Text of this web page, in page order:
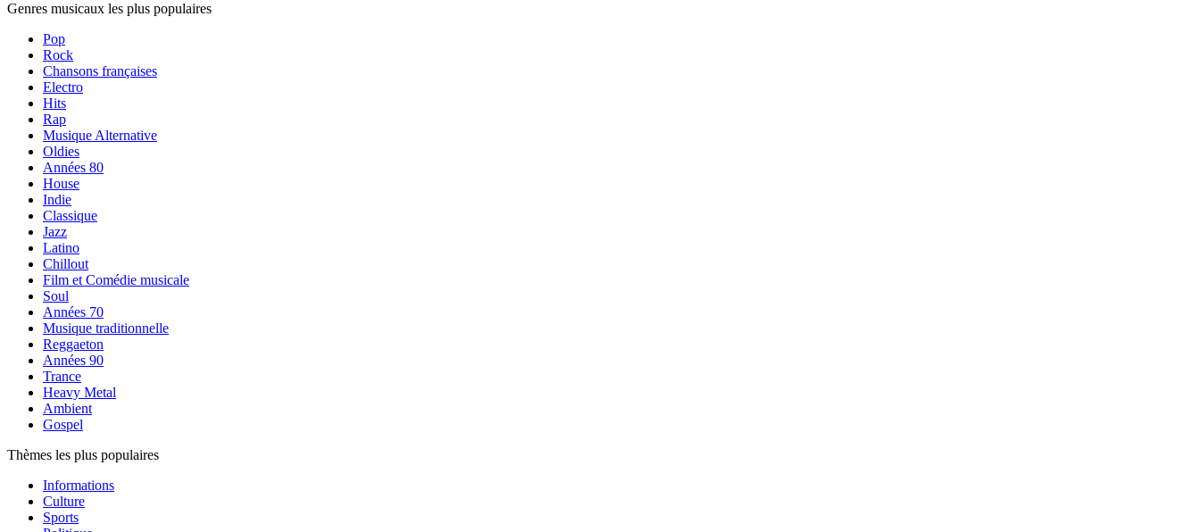
Genres musicaux les plus populaires
Pop
Rock
Chansons françaises
Electro
Hits
Rap
Musique Alternative
Oldies
Années 80
House
Indie
Classique
Jazz
Latino
Chillout
Film et Comédie musicale
Soul
Années 70
Musique traditionnelle
Reggaeton
Années 90
Trance
Heavy Metal
Ambient
Gospel
Thèmes les plus populaires
Informations
Culture
Sports